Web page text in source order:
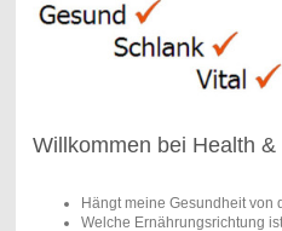
Willkommen bei Health
Hängt meine Gesundheit von
Welche Ernährungsrichtung